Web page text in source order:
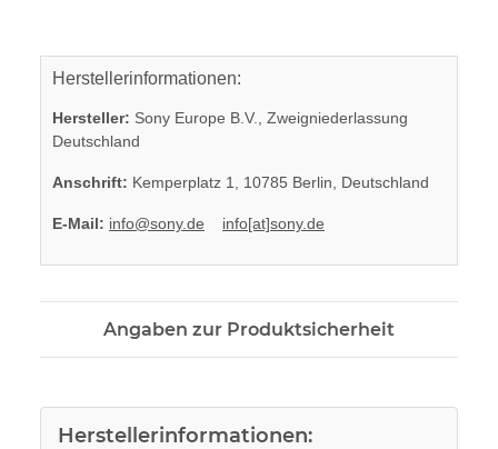
Herstellerinformationen:
Hersteller: Sony Europe B.V., Zweigniederlassung
Deutschland
Anschrift: Kemperplatz 1, 10785 Berlin, Deutschland
E-Mail: info@sony.de info[at]sony.de
Angaben zur Produktsicherheit
Herstellerinformationen: